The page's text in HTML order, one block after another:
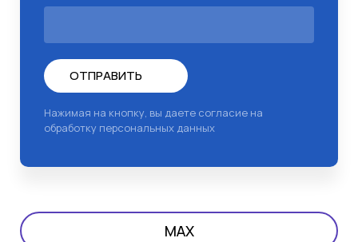
ОТПРАВИТЬ
Нажимая на кнопку, вы даете согласие на
обработку персональных данных
MAX